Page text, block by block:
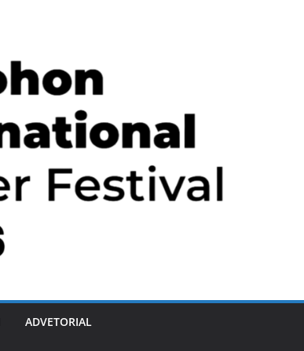
ADVETORIAL